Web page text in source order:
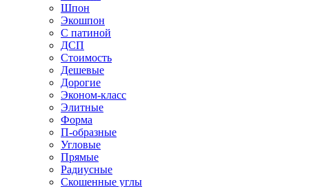
Шпон
Экошпон
С патиной
ДСП
Стоимость
Дешевые
Дорогие
Эконом-класс
Элитные
Форма
П-образные
Угловые
Прямые
Радиусные
Скошенные углы